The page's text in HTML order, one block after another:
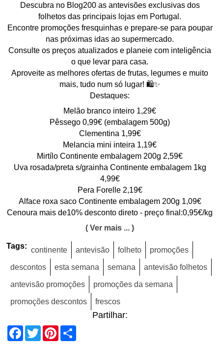
Descubra no Blog200 as antevisões exclusivas dos
folhetos das principais lojas em Portugal.
Encontre promoções fresquinhas e prepare-se para poupar
nas próximas idas ao supermercado.
Consulte os preços atualizados e planeie com inteligência
o que levar para casa.
Aproveite as melhores ofertas de frutas, legumes e muito
mais, tudo num só lugar! 🛍️✨
Destaques:
Melão branco inteiro 1,29€
Pêssego 0,99€ (embalagem 500g)
Clementina 1,99€
Melancia mini inteira 1,19€
Mirtílo Continente embalagem 200g 2,59€
Uva rosada/preta s/grainha Continente embalagem 1kg
4,99€
Pera Forelle 2,19€
Alface roxa saco Continente embalagem 200g 1,09€
Cenoura mais de10% desconto direto - preço final:0,95€/kg
( Ver mais ... )
Tags: continente antevisão folheto promoções
descontos esta semana semana antevisão folhetos
antevisão promoções promoções da semana
promoções descontos frescos
Partilhar:
Facebook
TwitterPinterest